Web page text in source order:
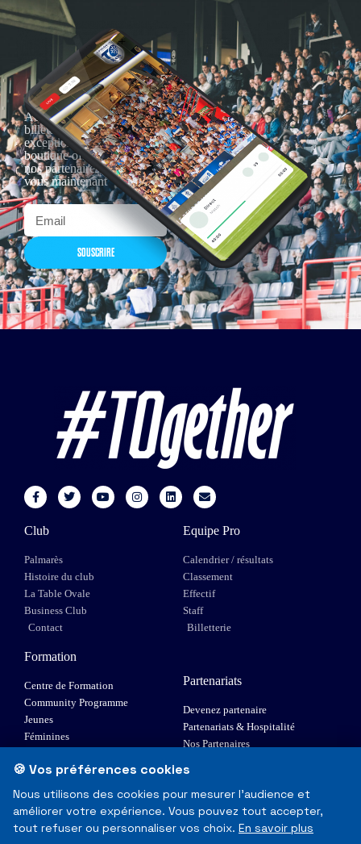
Actualités, nouveautés,
billetterie, remises
exceptionnelles dans la
boutique officielles & chez
nos partenaires… Inscrivez-
vous maintenant
SOUSCRIRE
Club
Palmarès
Histoire du club
La Table Ovale
Business Club
Contact
Equipe Pro
Calendrier / résultats
Classement
Effectif
Staff
Billetterie
Formation
Centre de Formation
Community Programme
Jeunes
Féminines
Elite 1
Partenariats
Devenez partenaire
Partenariats & Hospitalité
Nos Partenaires
© Toulouse Olympique XIII - Tous droits réservés
🍪 Vos préférences cookies
Nous utilisons des cookies pour mesurer l'audience et
améliorer votre expérience. Vous pouvez tout accepter,
tout refuser ou personnaliser vos choix. En savoir plus